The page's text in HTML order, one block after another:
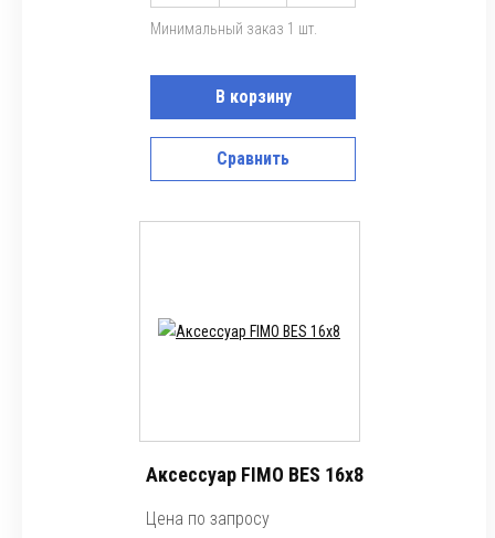
Минимальный заказ 1 шт.
В корзину
Сравнить
Аксессуар FIMO BES 16x8
Цена по запросу